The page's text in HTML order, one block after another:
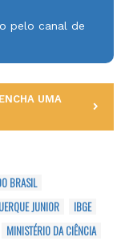
pelo canal de
UMA
BRASIL
JUNIOR
IBGE
MINISTÉRIO DA CIÊNCIA